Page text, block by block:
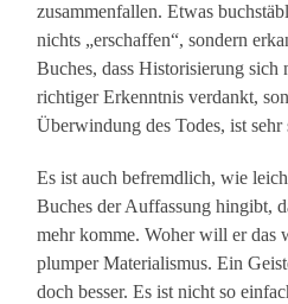
zusammenfallen. Etwas
nichts „erschaffen“, sondern
Buches, dass Historisierung sich
richtiger Erkenntnis verdankt,
Überwindung des Todes, ist sehr
Es ist auch befremdlich, wie
Buches der Auffassung hingibt,
mehr komme. Woher will er das
plumper Materialismus. Ein
doch besser. Es ist nicht so